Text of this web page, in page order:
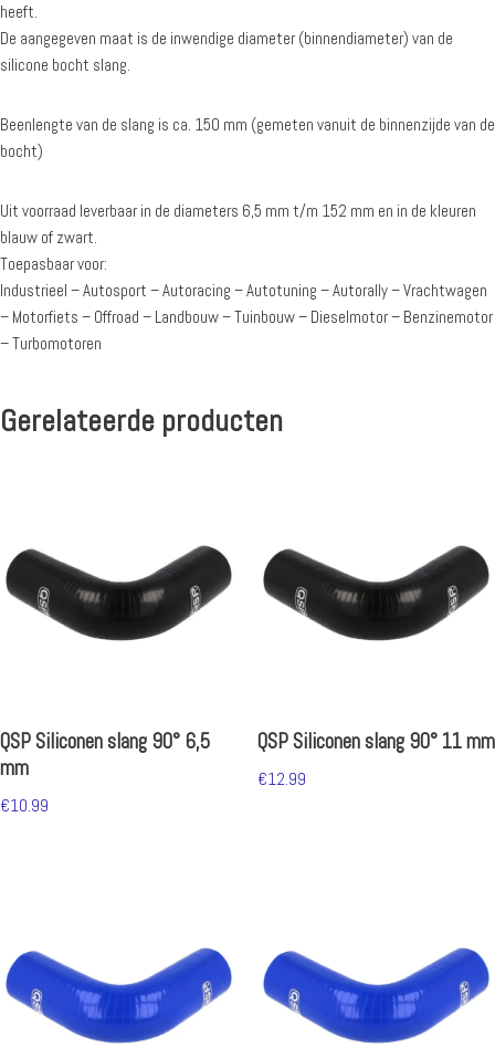
heeft.
De aangegeven maat is de inwendige diameter (binnendiameter) van de
silicone bocht slang.
Beenlengte van de slang is ca. 150 mm (gemeten vanuit de binnenzijde van de
bocht)
Uit voorraad leverbaar in de diameters 6,5 mm t/m 152 mm en in de kleuren
blauw of zwart.
Toepasbaar voor:
Industrieel – Autosport – Autoracing – Autotuning – Autorally – Vrachtwagen
– Motorfiets – Offroad – Landbouw – Tuinbouw – Dieselmotor – Benzinemotor
– Turbomotoren
Gerelateerde producten
QSP Siliconen slang 90° 6,5
mm
€10.99
QSP Siliconen slang 90° 11 mm
€12.99